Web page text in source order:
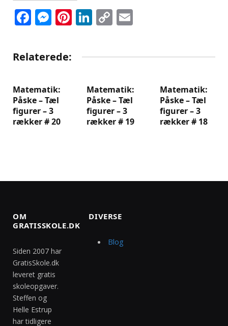
Facebook
Messenger
Pinterest
LinkedIn
Copy
Relaterede:
Matematik:
Påske – Tæl
figurer – 3
rækker # 20
Matematik:
Påske – Tæl
figurer – 3
rækker # 19
Matematik:
Påske – Tæl
figurer – 3
rækker # 18
OM
GRATISSKOLE.DK
Siden 2007 har
GratisSkole.dk
leveret gratis
skoleopgaver.
Steffen og
Helle Estrup
har tidligere
DIVERSE
Blog